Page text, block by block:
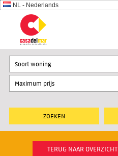
NL - Nederlands
Soort woning
TERUG NAAR OVERZICHT